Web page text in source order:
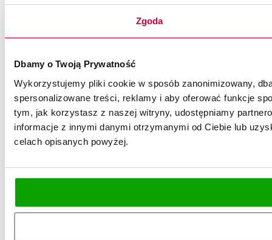
Zgoda
Dbamy o Twoją Prywatność
Wykorzystujemy pliki cookie w sposób zanonimizowany,
spersonalizowane treści, reklamy i aby oferować funkcje
tym, jak korzystasz z naszej witryny, udostępniamy
informacje z innymi danymi otrzymanymi od Ciebie lub
celach opisanych powyżej.